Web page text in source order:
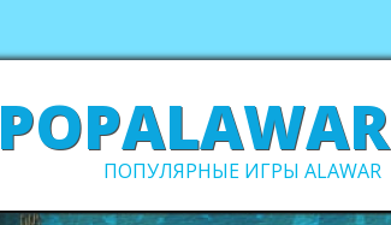
POPALAWAR
ПОПУЛЯРНЫЕ ИГРЫ ALAWAR